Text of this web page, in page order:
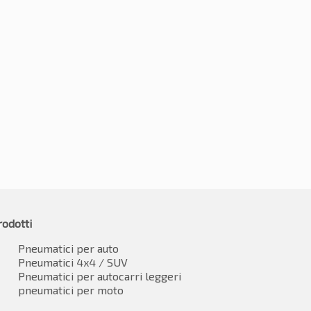
100V
Pneumatici per auto
Pneumatici 4x4 / SUV
Pneumatici per autocarri leggeri
pneumatici per moto